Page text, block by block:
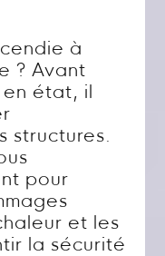
à
? Avant
en état, il
structures.
pour
et les
la sécurité